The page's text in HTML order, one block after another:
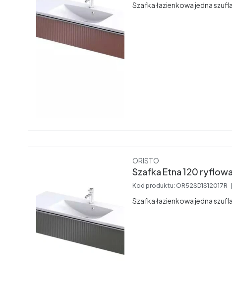
Szafka łazienkowa jedna
Producent
ORISTO
Kod produktu: OR52SD1S12017R
Szafka łazienkowa jedna